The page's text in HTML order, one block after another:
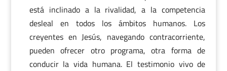
está inclinado a la rivalidad, a la competencia
desleal en todos los ámbitos humanos. Los
creyentes en Jesús, navegando contracorriente,
pueden ofrecer otro programa, otra forma de
conducir la vida humana. El testimonio vivo de